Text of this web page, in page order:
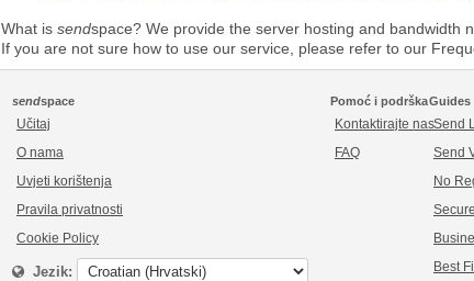
What is sendspace? We provide the server hosting and bandwidth
If you are not sure how to use our service, please refer to our
sendspace
Učitaj
O nama
Uvjeti korištenja
Pravila privatnosti
Cookie Policy
Jezik:
Pomoć i podrška
Kontaktirajte nas
FAQ
Guides
Send
Send
No
Best